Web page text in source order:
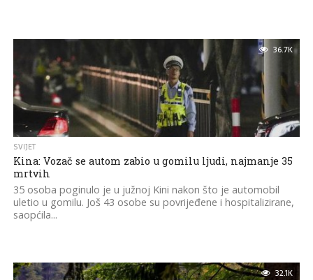
36.7K
SVIJET
Kina: Vozač se autom zabio u gomilu ljudi, najmanje 35
mrtvih
35 osoba poginulo je u južnoj Kini nakon što je automobil
uletio u gomilu. Još 43 osobe su povrijeđene i hospitalizirane,
saopćila...
32.1K